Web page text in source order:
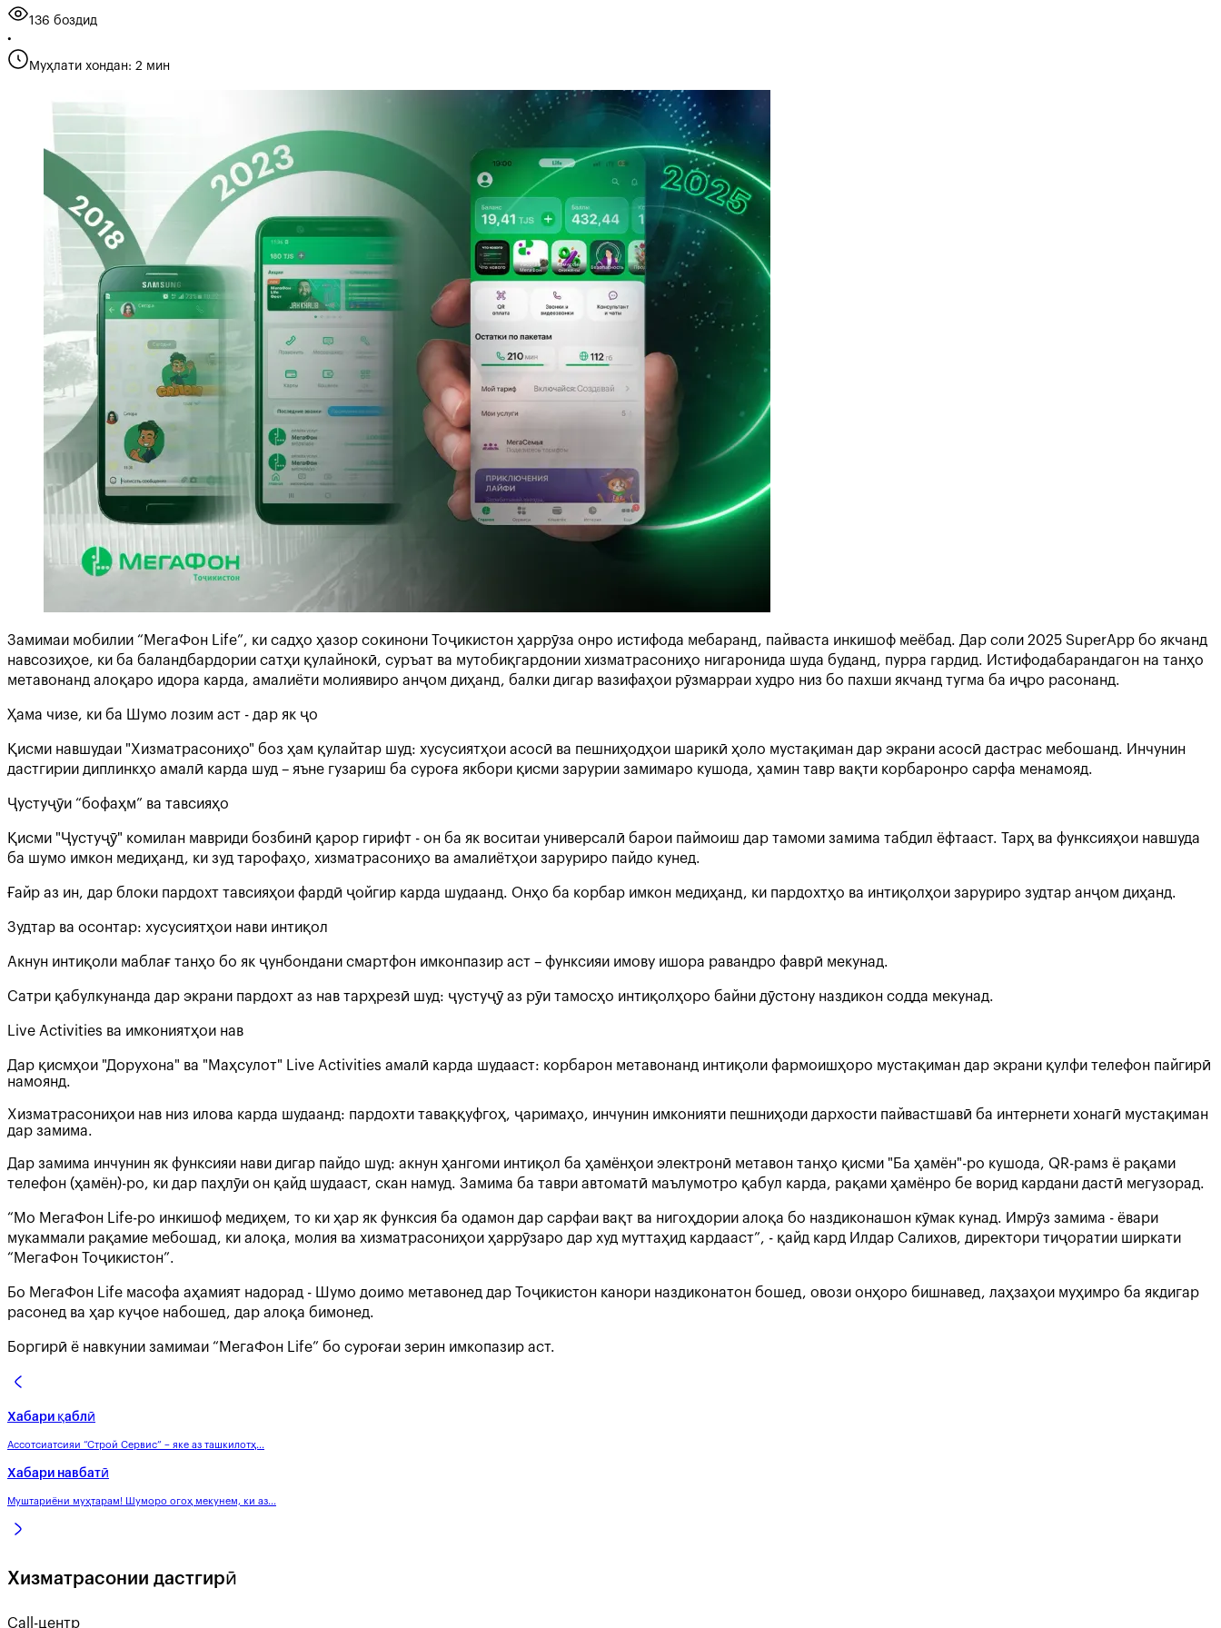
136 боздид
•
Муҳлати хондан: 2 мин
Замимаи мобилии “МегаФон Life”, ки садҳо ҳазор сокинони Тоҷикистон ҳаррӯза онро истифода мебаранд, пайваста инкишоф меёбад. Дар соли 2025 SuperApp бо якчанд
навсозиҳое, ки ба баландбардории сатҳи қулайнокӣ, суръат ва мутобиқгардонии хизматрасониҳо нигаронида шуда буданд, пурра гардид. Истифодабарандагон на танҳо
метавонанд алоқаро идора карда, амалиёти молиявиро анҷом диҳанд, балки дигар вазифаҳои рӯзмарраи худро низ бо пахши якчанд тугма ба иҷро расонанд.
Ҳама чизе, ки ба Шумо лозим аст - дар як ҷо
Қисми навшудаи "Хизматрасониҳо" боз ҳам қулайтар шуд: хусусиятҳои асосӣ ва пешниҳодҳои шарикӣ ҳоло мустақиман дар экрани асосӣ дастрас мебошанд. Инчунин
дастгирии диплинкҳо амалӣ карда шуд – яъне гузариш ба суроға якбори қисми зарурии замимаро кушода, ҳамин тавр вақти корбаронро сарфа менамояд.
Ҷустуҷӯи “бофаҳм” ва тавсияҳо
Қисми "Ҷустуҷӯ" комилан мавриди бозбинӣ қарор гирифт - он ба як воситаи универсалӣ барои паймоиш дар тамоми замима табдил ёфтааст. Тарҳ ва функсияҳои навшуда
ба шумо имкон медиҳанд, ки зуд тарофаҳо, хизматрасониҳо ва амалиётҳои заруриро пайдо кунед.
Ғайр аз ин, дар блоки пардохт тавсияҳои фардӣ ҷойгир карда шудаанд. Онҳо ба корбар имкон медиҳанд, ки пардохтҳо ва интиқолҳои заруриро зудтар анҷом диҳанд.
Зудтар ва осонтар: хусусиятҳои нави интиқол
Акнун интиқоли маблағ танҳо бо як ҷунбондани смартфон имконпазир аст – функсияи имову ишора равандро фаврӣ мекунад.
Сатри қабулкунанда дар экрани пардохт аз нав тарҳрезӣ шуд: ҷустуҷӯ аз рӯи тамосҳо интиқолҳоро байни дӯстону наздикон содда мекунад.
Live Activities ва имкониятҳои нав
Дар қисмҳои "Дорухона" ва "Маҳсулот" Live Activities амалӣ карда шудааст: корбарон метавонанд интиқоли фармоишҳоро мустақиман дар экрани қулфи телефон пайгирӣ
намоянд.
Хизматрасониҳои нав низ илова карда шудаанд: пардохти таваққуфгоҳ, ҷаримаҳо, инчунин имконияти пешниҳоди дархости пайвастшавӣ ба интернети хонагӣ мустақиман
дар замима.
Дар замима инчунин як функсияи нави дигар пайдо шуд: акнун ҳангоми интиқол ба ҳамёнҳои электронӣ метавон танҳо қисми "Ба ҳамён"-ро кушода, QR-рамз ё рақами
телефон (ҳамён)-ро, ки дар паҳлӯи он қайд шудааст, скан намуд. Замима ба таври автоматӣ маълумотро қабул карда, рақами ҳамёнро бе ворид кардани дастӣ мегузорад.
“Мо МегаФон Life-ро инкишоф медиҳем, то ки ҳар як функсия ба одамон дар сарфаи вақт ва нигоҳдории алоқа бо наздиконашон кӯмак кунад. Имрӯз замима - ёвари
мукаммали рақамие мебошад, ки алоқа, молия ва хизматрасониҳои ҳаррӯзаро дар худ муттаҳид кардааст”, - қайд кард Илдар Салихов, директори тиҷоратии ширкати
“МегаФон Тоҷикистон”.
Бо МегаФон Life масофа аҳамият надорад - Шумо доимо метавонед дар Тоҷикистон канори наздиконатон бошед, овози онҳоро бишнавед, лаҳзаҳои муҳимро ба якдигар
расонед ва ҳар куҷое набошед, дар алоқа бимонед.
Боргирӣ ё навкунии замимаи “МегаФон Life” бо суроғаи зерин имкопазир аст.
Хабари қаблӣ
Ассотсиатсияи “Строй Сервис” – яке аз ташкилотҳ...
Хабари навбатӣ
Муштариёни муҳтарам! Шуморо огоҳ мекунем, ки аз...
Хизматрасонии дастгирӣ
Call-центр